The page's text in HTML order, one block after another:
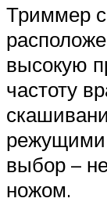
Триммер
высокую
частоту
режущими
выбор –
ножом.